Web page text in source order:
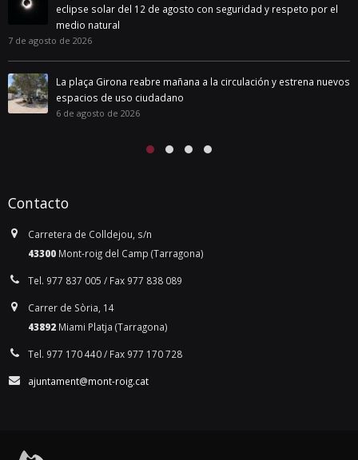
eclipse solar del 12 de agosto con seguridad y respeto por el
medio natural
7 de agosto de 2026
La plaça Girona reabre mañana a la circulación y estrena nuevos
espacios de uso ciudadano
6 de agosto de 2026
Contacto
Carretera de Colldejou, s/n
43300 Mont-roig del Camp (Tarragona)
Tel. 977 837 005 / Fax 977 838 089
Carrer de Sòria, 14
43892 Miami Platja (Tarragona)
Tel. 977 170 440 / Fax 977 170 728
ajuntament@mont-roig.cat